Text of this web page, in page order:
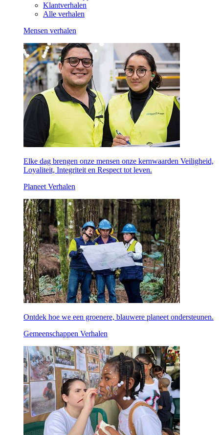
Klantverhalen
Alle verhalen
Mensen verhalen
Elke dag brengen onze mensen onze kernwaarden Veiligheid,
Loyaliteit, Integriteit en Respect tot leven.
Planeet Verhalen
Ontdek hoe we een groenere, blauwere planeet ondersteunen.
Gemeenschappen Verhalen